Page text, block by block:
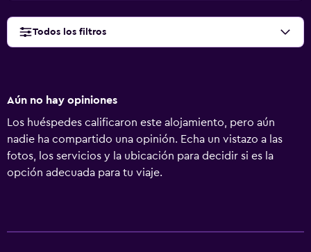
Todos los filtros
Aún no hay opiniones
Los huéspedes calificaron este alojamiento, pero aún
nadie ha compartido una opinión. Echa un vistazo a las
fotos, los servicios y la ubicación para decidir si es la
opción adecuada para tu viaje.